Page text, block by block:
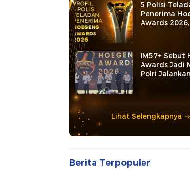
5 Polisi
Penerima
Awards 2026,
Kategori
IM57+ Sebut
Awards Jadi
Polri
Lihat Selengkapnya
Berita Terpopuler